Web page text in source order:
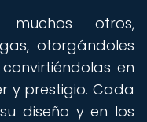
muchos otros,
otorgándoles
en
y prestigio. Cada
diseño y en los